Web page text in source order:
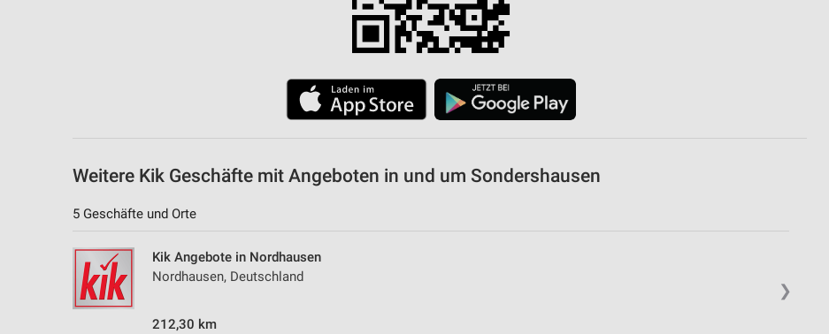
Weitere Kik Geschäfte mit Angeboten in und um Sondershausen
5 Geschäfte und Orte
❯
Kik Angebote in Nordhausen
Nordhausen, Deutschland
212,30 km
Geräte anhand von aktiv angeforderten Informationen identifizieren
Notwendig
Performance
Funktional